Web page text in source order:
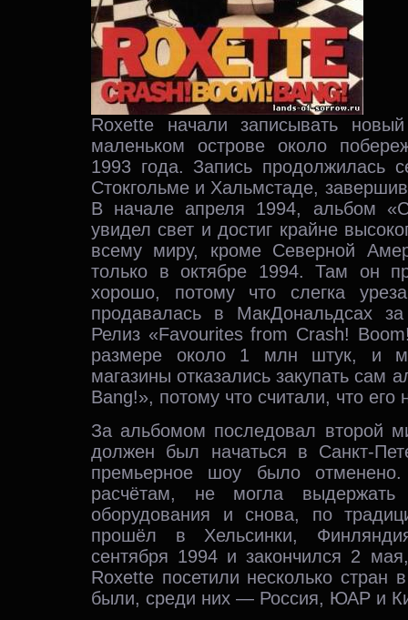
Roxette начали записывать
маленьком острове около
1993 года. Запись продолжилась
Стокгольме и Хальмстаде,
В начале апреля 1994, альбом
увидел свет и достиг крайне
всему миру, кроме Северной
только в октябре 1994. Там он
хорошо, потому что слегка
продавалась в МакДональдсах
Релиз «Favourites from Crash!
размере около 1 млн штук, и
магазины отказались закупать сам
Bang!», потому что считали, что его
За альбомом последовал второй
должен был начаться в Санкт-
премьерное шоу было
расчётам, не могла выдержать
оборудования и снова, по
прошёл в Хельсинки,
сентября 1994 и закончился 2
Roxette посетили несколько стран
были, среди них — Россия, ЮАР и